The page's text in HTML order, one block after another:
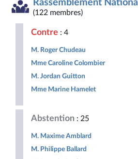
Nouveau
Front
Démocrate
Républicaine
des
non
Rassemblement National
(122 membres)
Contre : 4
M. Roger Chudeau
Mme Caroline Colombier
M. Jordan Guitton
Mme Marine Hamelet
Abstention : 25
M. Maxime Amblard
M. Philippe Ballard